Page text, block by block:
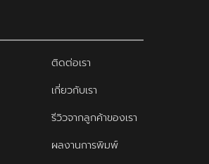
ติดต่อเรา
เกี่ยวกับเรา
รีวิวจากลูกค้าของเรา
ผลงานการพิมพ์